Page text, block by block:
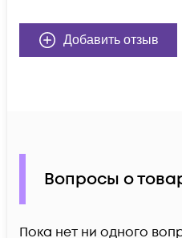
Добавить отзыв
Вопросы о
Пока нет ни одного